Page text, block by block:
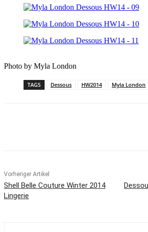
Photo by Myla London
TAGS Dessous HW2014 Myla London
Vorheriger Artikel
Shell Belle Couture Winter 2014
Lingerie